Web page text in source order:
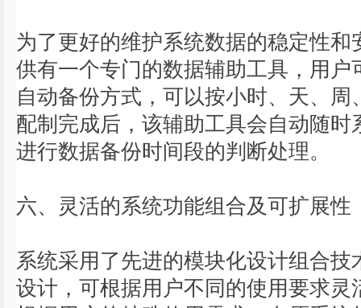
为了更好的维护系统数据的稳定性
供有一个专门的数据辅助工具，用
自动备份方式，可以按小时、天、
配制完成后，该辅助工具会自动随
进行数据备份时间段的判断处理。
六、灵活的系统功能组合及可扩展性
系统采用了先进的模块化设计组合
设计，可根据用户不同的使用要求